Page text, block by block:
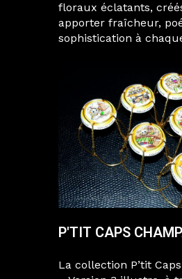
floraux éclatants,
apporter fraîcheur,
sophistication à
P'TIT CAPS
La collection P’tit